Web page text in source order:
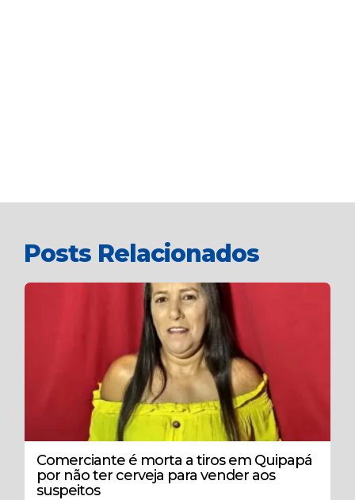
Posts Relacionados
Comerciante é morta a tiros em Quipapá
por não ter cerveja para vender aos
suspeitos